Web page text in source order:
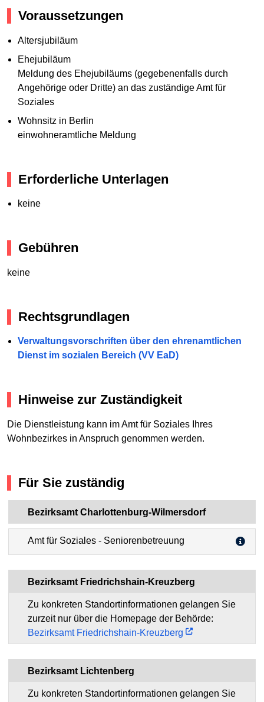
Voraussetzungen
Altersjubiläum
Ehejubiläum
Meldung des Ehejubiläums (gegebenenfalls durch
Angehörige oder Dritte) an das zuständige Amt für
Soziales
Wohnsitz in Berlin
einwohneramtliche Meldung
Erforderliche Unterlagen
keine
Gebühren
keine
Rechtsgrundlagen
Verwaltungsvorschriften über den ehrenamtlichen
Dienst im sozialen Bereich (VV EaD)
Hinweise zur Zuständigkeit
Die Dienstleistung kann im Amt für Soziales Ihres
Wohnbezirkes in Anspruch genommen werden.
Für Sie zuständig
Bezirksamt Charlottenburg-Wilmersdorf
Amt für Soziales - Seniorenbetreuung
Bezirksamt Friedrichshain-Kreuzberg
Zu konkreten Standortinformationen gelangen Sie
zurzeit nur über die Homepage der Behörde:
Bezirksamt Friedrichshain-Kreuzberg
Bezirksamt Lichtenberg
Zu konkreten Standortinformationen gelangen Sie